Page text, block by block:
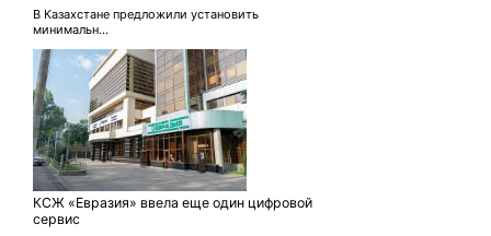
В Казахстане предложили установить
минимальн...
КСЖ «Евразия» ввела еще один цифровой
сервис